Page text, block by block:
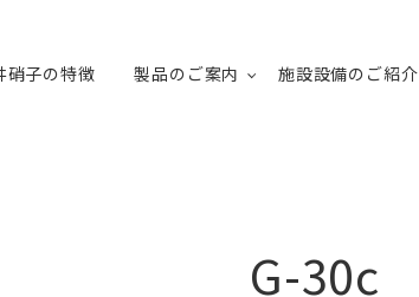
硝子の特徴 製品のご案内 施設設備のご紹介
G-30c